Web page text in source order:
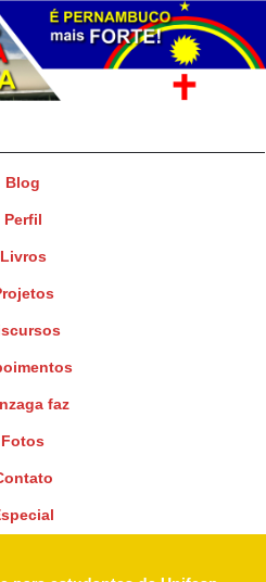
Blog
Perfil
Livros
faz
Fotos